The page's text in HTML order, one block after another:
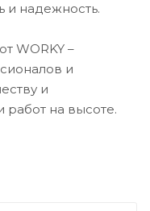
и надежность.
WORKY –
и
и
работ на высоте.